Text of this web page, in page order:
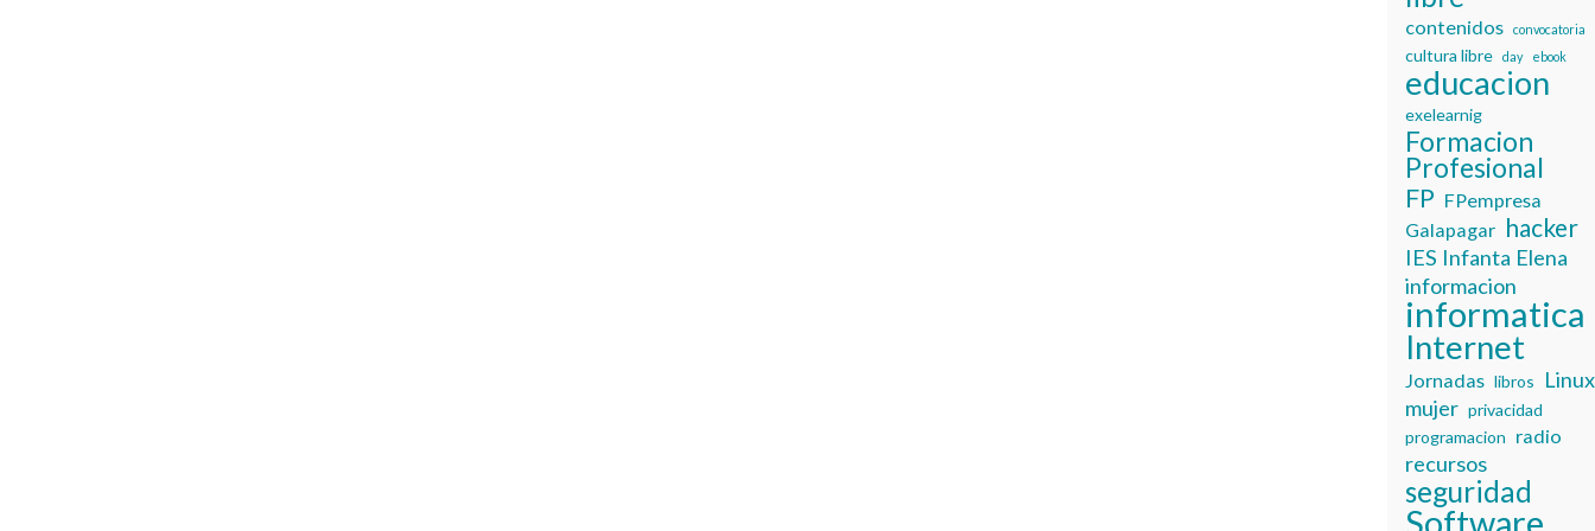
contenidos convocatoria
cultura libre day ebook
educacion
exelearnig
Formacion
Profesional
FP FPempresa
Galapagar hacker
IES Infanta Elena
informacion
informatica
Internet
Jornadas libros
Linux
mujer privacidad
programacion radio
recursos
seguridad
Software